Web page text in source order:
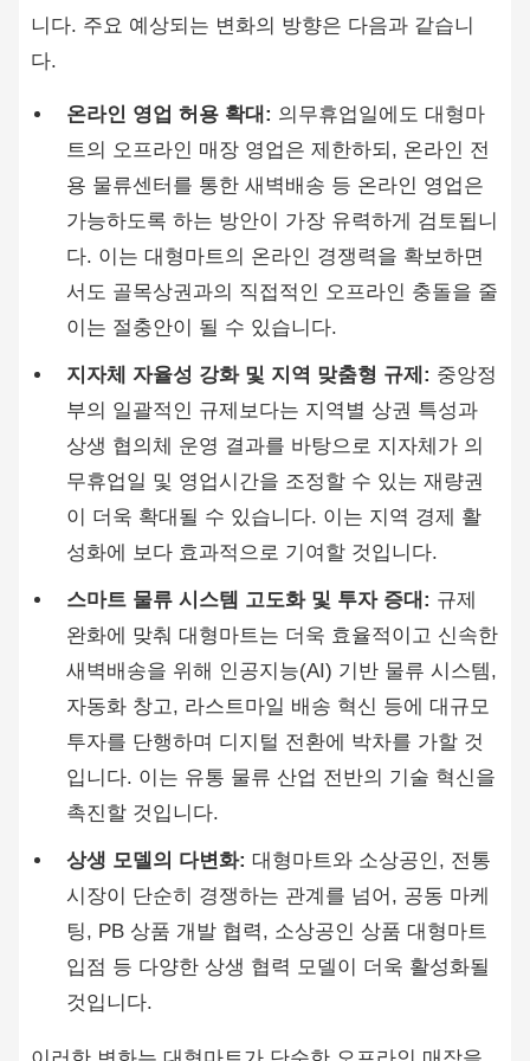
니다. 주요 예상되는 변화의 방향은 다음과 같습니
다.
온라인 영업 허용 확대: 의무휴업일에도 대형마
트의 오프라인 매장 영업은 제한하되, 온라인 전
용 물류센터를 통한 새벽배송 등 온라인 영업은
가능하도록 하는 방안이 가장 유력하게 검토됩니
다. 이는 대형마트의 온라인 경쟁력을 확보하면
서도 골목상권과의 직접적인 오프라인 충돌을 줄
이는 절충안이 될 수 있습니다.
지자체 자율성 강화 및 지역 맞춤형 규제: 중앙정
부의 일괄적인 규제보다는 지역별 상권 특성과
상생 협의체 운영 결과를 바탕으로 지자체가 의
무휴업일 및 영업시간을 조정할 수 있는 재량권
이 더욱 확대될 수 있습니다. 이는 지역 경제 활
성화에 보다 효과적으로 기여할 것입니다.
스마트 물류 시스템 고도화 및 투자 증대: 규제
완화에 맞춰 대형마트는 더욱 효율적이고 신속한
새벽배송을 위해 인공지능(AI) 기반 물류 시스템,
자동화 창고, 라스트마일 배송 혁신 등에 대규모
투자를 단행하며 디지털 전환에 박차를 가할 것
입니다. 이는 유통 물류 산업 전반의 기술 혁신을
촉진할 것입니다.
상생 모델의 다변화: 대형마트와 소상공인, 전통
시장이 단순히 경쟁하는 관계를 넘어, 공동 마케
팅, PB 상품 개발 협력, 소상공인 상품 대형마트
입점 등 다양한 상생 협력 모델이 더욱 활성화될
것입니다.